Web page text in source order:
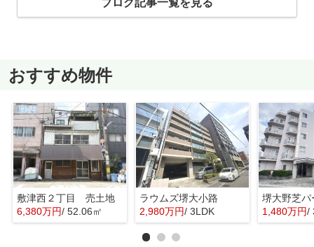
ブログ記事一覧を見る
おすすめ物件
敷津西２丁目 売土地
6,380万円/ 52.06㎡
ラウムズ堺大小路
2,980万円/ 3LDK 1,480万円/